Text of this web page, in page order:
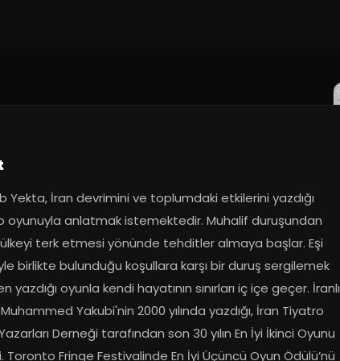
Yekta, İran devrimini ve toplumdaki etkilerini yazdığı
oyunuyla anlatmak istemektedir. Muhalif duruşundan
terk etmesi yönünde tehditler almaya başlar. Eşi
birlikte bulunduğu koşullara karşı bir duruş sergilemek
yazdığı oyunla kendi hayatının sınırları iç içe geçer. İranlı
Yakubi'nin 2000 yılında yazdığı, İran Tiyatro
Derneği tarafından son 30 yılın En İyi İkinci Oyunu
Toronto Fringe Festivalinde En İyi Üçüncü Oyun Ödülü’nü